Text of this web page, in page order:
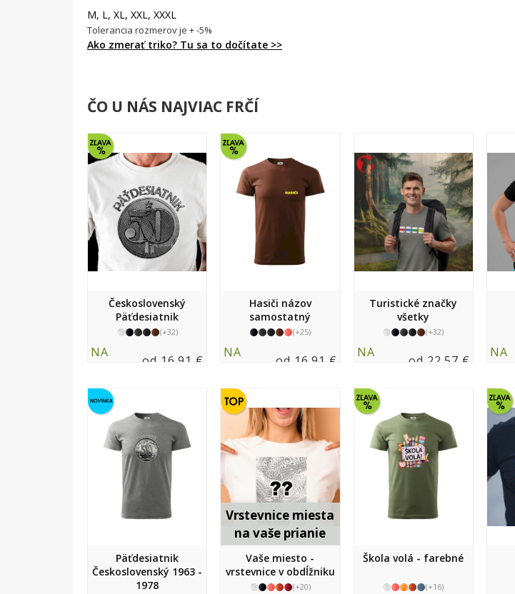
M, L, XL, XXL, XXXL
Tolerancia rozmerov je + -5%
Ako zmerať triko? Tu sa to dočítate >>
ČO U NÁS NAJVIAC FRČÍ
Československý
Päťdesiatnik
(+32)
NA
od 16.91 €
Hasiči názov
samostatný
(+25)
NA
od 16.91 €
Turistické značky
všetky
(+32)
NA
od 22.57 €
NA
Päťdesiatnik
Československý 1963 -
1978
Vrstevnice miesta
na vaše prianie
Vaše miesto -
vrstevnice v obdĺžniku
(+20)
Škola volá - farebné
(+16)